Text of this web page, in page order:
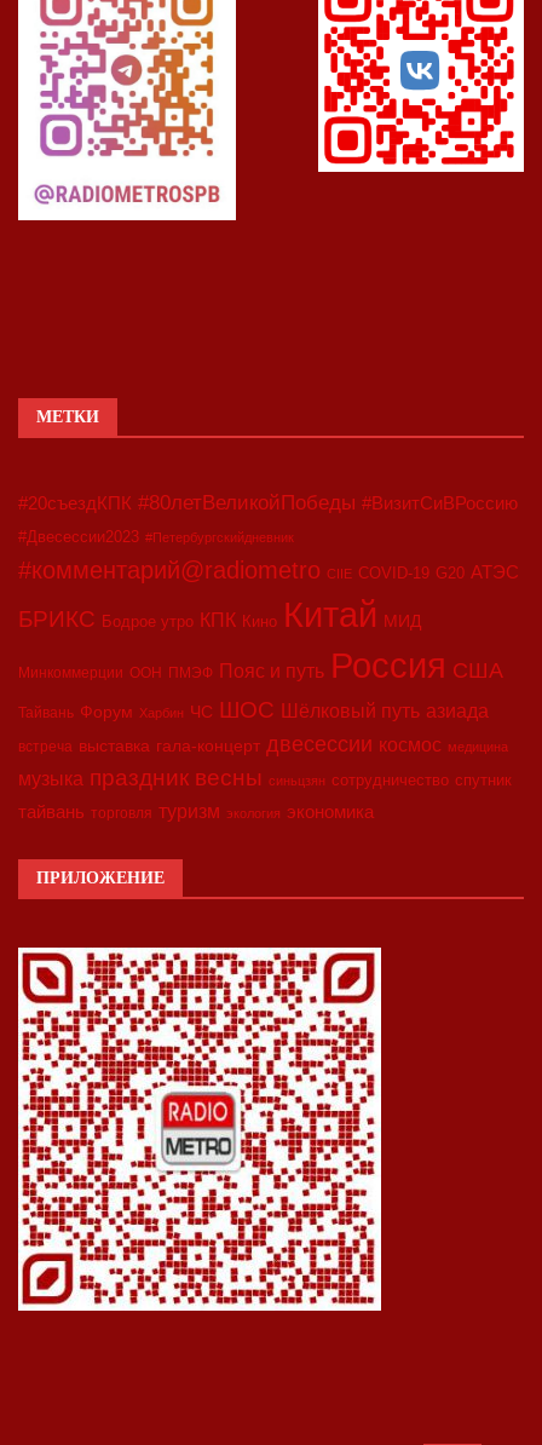
МЕТКИ
#20съездКПК #80летВеликойПобеды #ВизитСиВРоссию
#Двесессии2023 #Петербургскийдневник
#комментарий@radiometro CIIE COVID-19 G20 АТЭС
БРИКС Бодрое утро КПК Кино Китай МИД
Минкоммерции ООН ПМЭФ Пояс и путь Россия США
Тайвань Форум Харбин ЧС ШОС Шёлковый путь азиада
встреча выставка гала-концерт двесессии космос медицина
музыка праздник весны синьцзян сотрудничество спутник
тайвань торговля туризм экология экономика
ПРИЛОЖЕНИЕ